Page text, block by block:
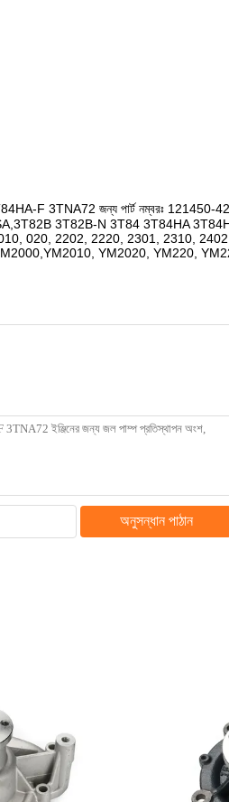
F 3TNA72 জন্য পার্ট নম্বরঃ
3T82B-N 3T84 3T84HA
020, 2202, 2220, 2301, 2310,
YM2020, YM220,
অনুসন্ধান পাঠান